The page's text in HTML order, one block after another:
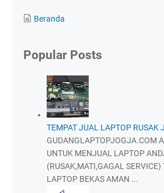
Beranda
Popular Posts
TEMPAT JUAL LAPTOP RUSAK
GUDANGLAPTOPJOGJA.COM
UNTUK MENJUAL LAPTOP
(RUSAK,MATI,GAGAL
LAPTOP BEKAS AMAN ...